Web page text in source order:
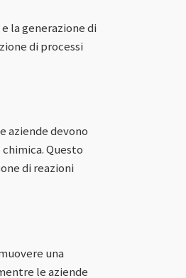
la generazione di
di processi
aziende devono
Questo
di reazioni
una
le aziende